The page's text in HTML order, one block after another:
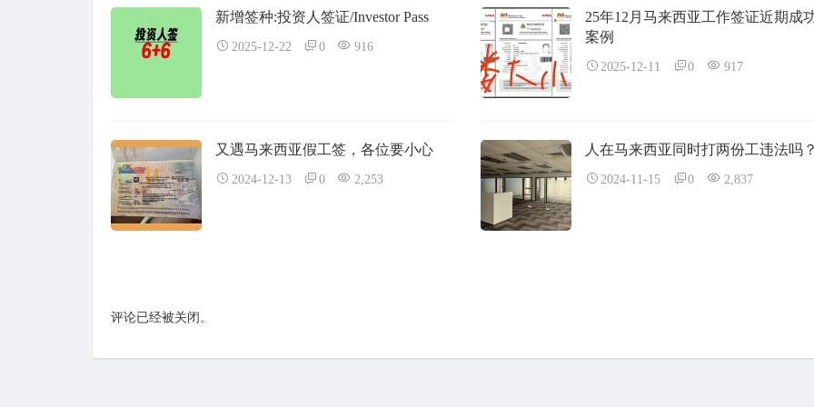
新增签种:投资人签证/Investor Pass
2025-12-22 0 916
25年12月马来西亚工作签证近期成
案例
2025-12-11 0 917
又遇马来西亚假工签，各位要小心
2024-12-13 0 2,253
人在马来西亚同时打两份工违法吗
2024-11-15 0 2,837
评论已经被关闭。